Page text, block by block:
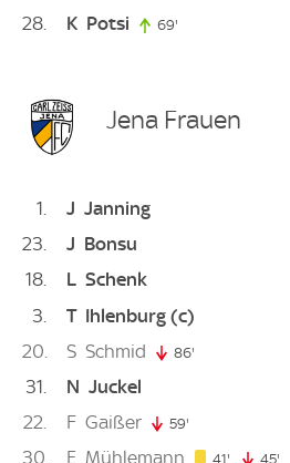
28
K Potsi 69'
Jena Frauen
1 J Janning
23
J Bonsu
18
L Schenk
3
T Ihlenburg (c)
20
S Schmid 86'
31 N Juckel
22
F Gaißer 59'
30 E Mühlemann 41' 41. minute
45'